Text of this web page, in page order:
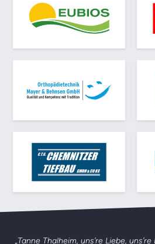
„Tanne Thalheim, uns’re Liebe,